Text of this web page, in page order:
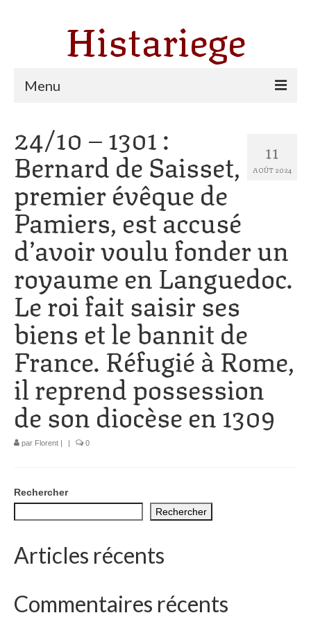
Histariege
Menu
Thèmes
Agriculture, forêt et pastoralisme
Pastoralisme
Cartulaire de Saint Sernin
Catharisme
Dates ariégeoises
1002 à 1298
1302 à 1499
1505 à 1589
1595 à 1693
1701 à 1798
1901 à 1948
1950 à 2006
Diocèses et évêques
HGL: 498 à 1095
11
AOÛT 2024
24/10 – 1301 :
Bernard de Saisset,
premier évêque de
Pamiers, est accusé
d’avoir voulu fonder un
royaume en Languedoc.
Le roi fait saisir ses
biens et le bannit de
France. Réfugié à Rome,
il reprend possession
de son diocèse en 1309
par Florent | | 0
Rechercher
Rechercher
Articles récents
Commentaires récents